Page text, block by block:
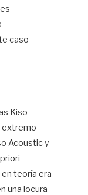
caso
Kiso
extremo
Acoustic y
teoría era
una locura